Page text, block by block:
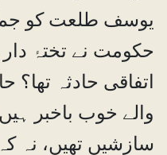
یوسف طلعت کو
حکومت نے تختۂ دار
اتفاقی حادثہ تھا؟
والے خوب باخبر
سازشیں تھیں، نہ